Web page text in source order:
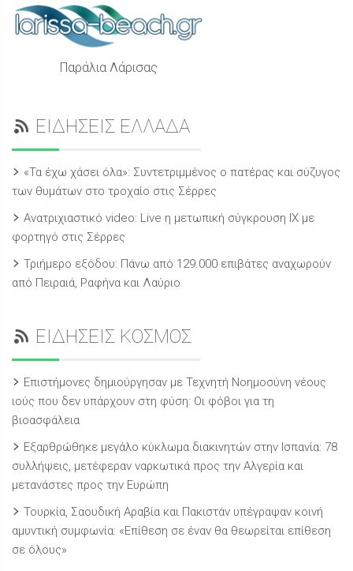
Παράλια Λάρισας
ΕΙΔΗΣΕΙΣ ΕΛΛΑΔΑ
«Τα έχω χάσει όλα»: Συντετριμμένος ο πατέρας και σύζυγος
των θυμάτων στο τροχαίο στις Σέρρες
Ανατριχιαστικό video: Live η μετωπική σύγκρουση ΙΧ με
φορτηγό στις Σέρρες
Τριήμερο εξόδου: Πάνω από 129.000 επιβάτες αναχωρούν
από Πειραιά, Ραφήνα και Λαύριο
ΕΙΔΗΣΕΙΣ ΚΟΣΜΟΣ
Επιστήμονες δημιούργησαν με Τεχνητή Νοημοσύνη νέους
ιούς που δεν υπάρχουν στη φύση: Οι φόβοι για τη
βιοασφάλεια
Εξαρθρώθηκε μεγάλο κύκλωμα διακινητών στην Ισπανία: 78
συλλήψεις, μετέφεραν ναρκωτικά προς την Αλγερία και
μετανάστες προς την Ευρώπη
Τουρκία, Σαουδική Αραβία και Πακιστάν υπέγραψαν κοινή
αμυντική συμφωνία: «Επίθεση σε έναν θα θεωρείται επίθεση
σε όλους»